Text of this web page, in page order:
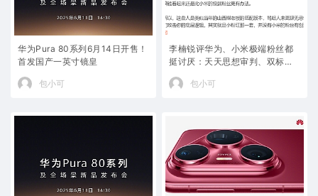
华为Pura 80系列6月14日开售！
首发国产一英寸镜皇
包小可
李楠锐评华为、小米极端粉丝都
挺讨厌：天天思想审判、双标、
搞攻击
包小可